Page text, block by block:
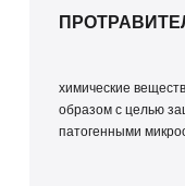
химические
образом с целью
патогенными